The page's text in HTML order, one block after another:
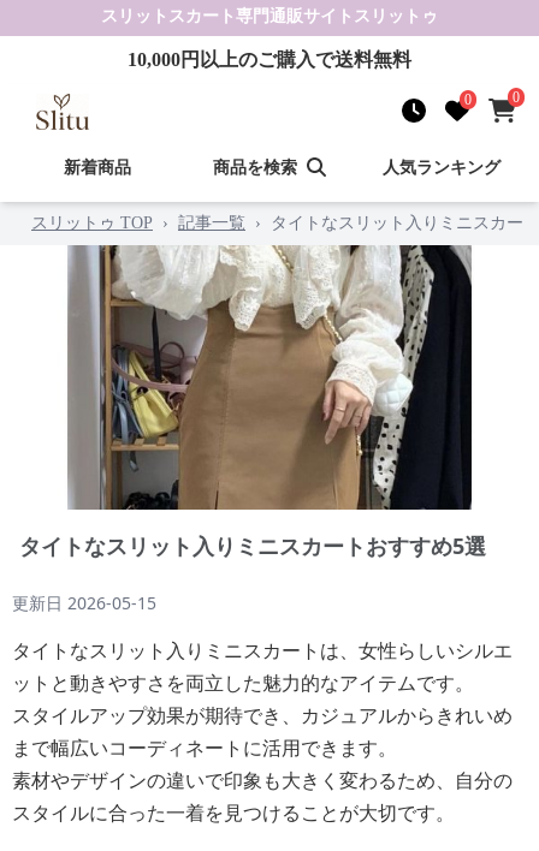
スリットスカート 専門通販サイト スリットゥ
10,000円以上のご購入で送料無料
0 0
新着商品 商品を検索 人気ランキング
スリットゥ TOP › 記事一覧 › タイトなスリット入りミニスカー
タイトなスリット入りミニスカートおすすめ5選
更新日 2026-05-15
タイトなスリット入りミニスカートは、女性らしいシルエ
ットと動きやすさを両立した魅力的なアイテムです。
スタイルアップ効果が期待でき、カジュアルからきれいめ
まで幅広いコーディネートに活用できます。
素材やデザインの違いで印象も大きく変わるため、自分の
スタイルに合った一着を見つけることが大切です。